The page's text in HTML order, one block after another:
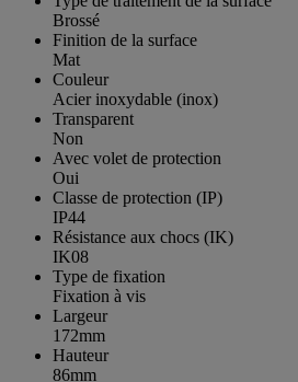
Brossé
Finition de la surface
Mat
Couleur
Acier inoxydable (inox)
Transparent
Non
Avec volet de protection
Oui
Classe de protection (IP)
IP44
Résistance aux chocs (IK)
IK08
Type de fixation
Fixation à vis
Largeur
172mm
Hauteur
86mm